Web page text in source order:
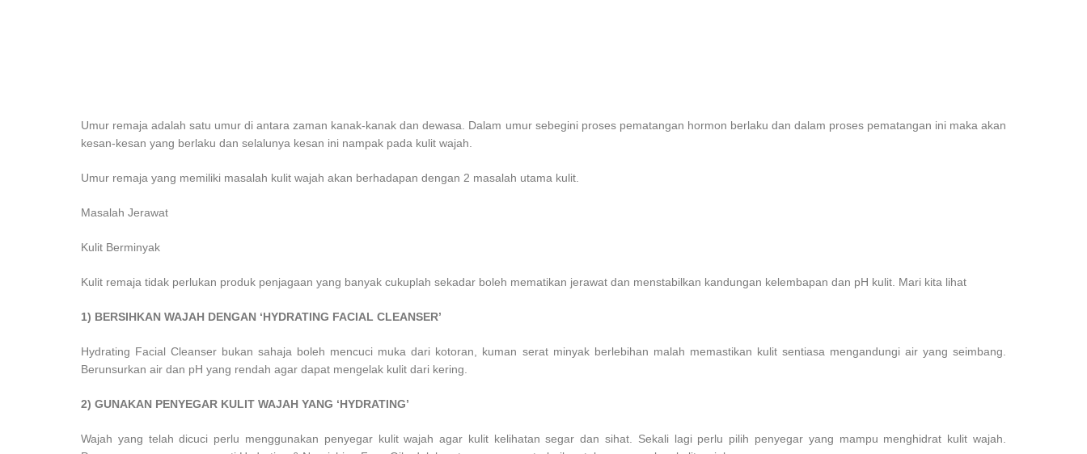
Umur remaja adalah satu umur di antara zaman kanak-kanak dan dewasa. Dalam umur sebegini proses pematangan hormon berlaku dan dalam proses pematangan ini maka akan
kesan-kesan yang berlaku dan selalunya kesan ini nampak pada kulit wajah.
Umur remaja yang memiliki masalah kulit wajah akan berhadapan dengan 2 masalah utama kulit.
Masalah Jerawat
Kulit Berminyak
Kulit remaja tidak perlukan produk penjagaan yang banyak cukuplah sekadar boleh mematikan jerawat dan menstabilkan kandungan kelembapan dan pH kulit. Mari kita lihat
1) BERSIHKAN WAJAH DENGAN ‘HYDRATING FACIAL CLEANSER’
Hydrating Facial Cleanser bukan sahaja boleh mencuci muka dari kotoran, kuman serat minyak berlebihan malah memastikan kulit sentiasa mengandungi air yang seimbang.
Berunsurkan air dan pH yang rendah agar dapat mengelak kulit dari kering.
2) GUNAKAN PENYEGAR KULIT WAJAH YANG ‘HYDRATING’
Wajah yang telah dicuci perlu menggunakan penyegar kulit wajah agar kulit kelihatan segar dan sihat. Sekali lagi perlu pilih penyegar yang mampu menghidrat kulit wajah.